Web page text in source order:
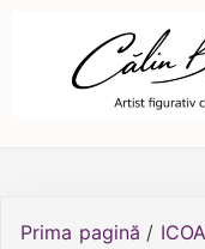
Călin Bogătean
Picturi originale,
și sticlă,
Bogătean
Prima pagină /